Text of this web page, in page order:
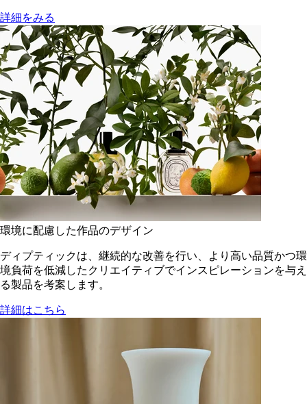
詳細をみる
環境に配慮した作品のデザイン
ディプティックは、継続的な改善を行い、より高い品質かつ環
境負荷を低減した​クリエイティブでインスピレーションを与え
る製品を考案します。
詳細はこちら